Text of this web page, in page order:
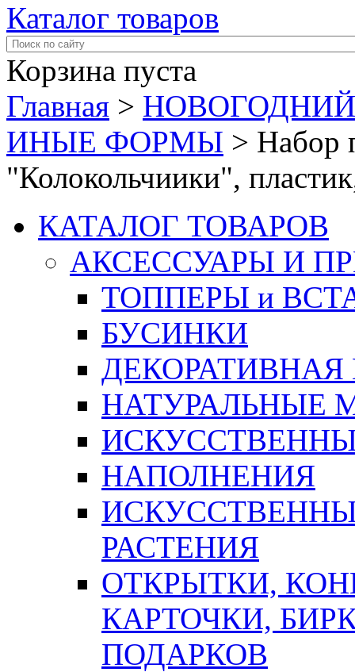
Каталог товаров
Корзина пуста
Главная >
ИНЫЕ ФОРМЫ > Набор
"Колокольчиики",
КАТАЛОГ ТОВАРОВ
АКСЕССУАРЫ И
ТОППЕРЫ и
БУСИНКИ
ДЕКОРАТИВНАЯ
НАТУРАЛЬНЫЕ
НАПОЛНЕНИЯ
РАСТЕНИЯ
ОТКРЫТКИ,
КАРТОЧКИ,
ПОДАРКОВ